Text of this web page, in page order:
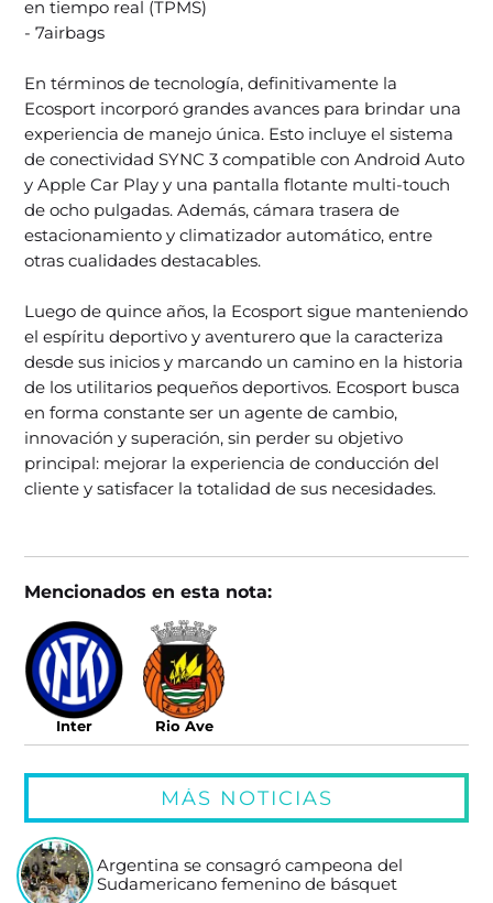
en tiempo real (TPMS)
- 7airbags
En términos de tecnología, definitivamente la
Ecosport incorporó grandes avances para brindar una
experiencia de manejo única. Esto incluye el sistema
de conectividad SYNC 3 compatible con Android Auto
y Apple Car Play y una pantalla flotante multi-touch
de ocho pulgadas. Además, cámara trasera de
estacionamiento y climatizador automático, entre
otras cualidades destacables.
Luego de quince años, la Ecosport sigue manteniendo
el espíritu deportivo y aventurero que la caracteriza
desde sus inicios y marcando un camino en la historia
de los utilitarios pequeños deportivos. Ecosport busca
en forma constante ser un agente de cambio,
innovación y superación, sin perder su objetivo
principal: mejorar la experiencia de conducción del
cliente y satisfacer la totalidad de sus necesidades.
Mencionados en esta nota:
Inter Rio Ave
MÁS NOTICIAS
Argentina se consagró campeona del
Sudamericano femenino de básquet